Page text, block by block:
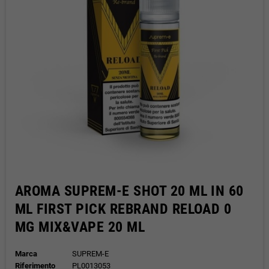
AROMA SUPREM-E SHOT 20 ML IN 60
ML FIRST PICK REBRAND RELOAD 0
MG MIX&VAPE 20 ML
Marca
SUPREM-E
Riferimento
PL0013053